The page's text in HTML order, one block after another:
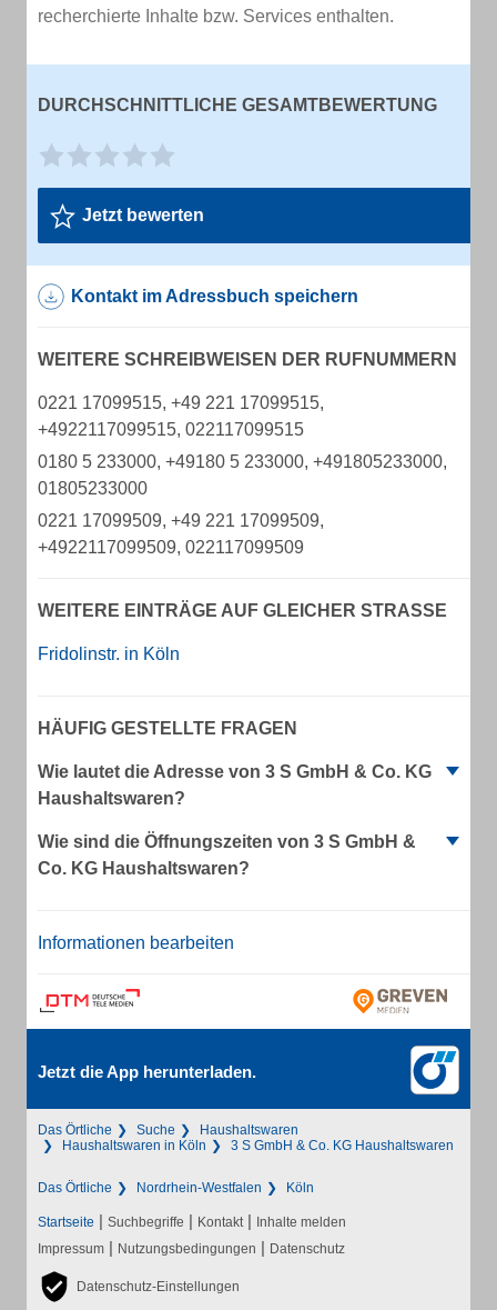
recherchierte Inhalte bzw. Services enthalten.
DURCHSCHNITTLICHE GESAMTBEWERTUNG
Jetzt bewerten
Kontakt im Adressbuch speichern
WEITERE SCHREIBWEISEN DER RUFNUMMERN
0221 17099515, +49 221 17099515,
+4922117099515, 022117099515
0180 5 233000, +49180 5 233000, +491805233000,
01805233000
0221 17099509, +49 221 17099509,
+4922117099509, 022117099509
WEITERE EINTRÄGE AUF GLEICHER STRASSE
Fridolinstr. in Köln
HÄUFIG GESTELLTE FRAGEN
Wie lautet die Adresse von 3 S GmbH & Co. KG
Haushaltswaren?
Wie sind die Öffnungszeiten von 3 S GmbH &
Co. KG Haushaltswaren?
Informationen bearbeiten
Jetzt die App herunterladen.
Das Örtliche Suche
Haushaltswaren
Haushaltswaren in Köln
3 S GmbH & Co. KG Haushaltswaren
Das Örtliche Nordrhein-Westfalen Köln
Startseite | Suchbegriffe | Kontakt | Inhalte melden
Impressum | Nutzungsbedingungen | Datenschutz
Datenschutz-Einstellungen